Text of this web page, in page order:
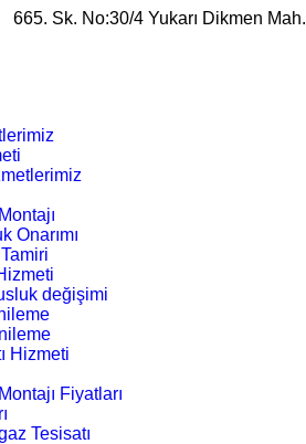
665. Sk. No:30/4 Yukarı Dikmen
Onarımı
değişimi
Hizmeti
Fiyatları
Tesisatı